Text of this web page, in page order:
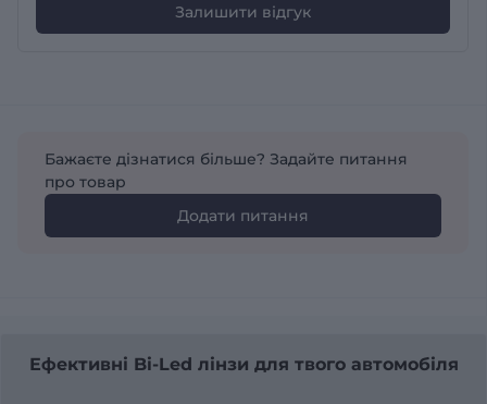
Залишити відгук
Бажаєте дізнатися більше? Задайте питання
про товар
Додати питання
Ефективні Bi-Led лінзи для твого автомобіля